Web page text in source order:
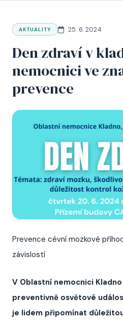
AKTUALITY 25. 6. 2024
Den zdraví v
nemocnici ve
prevence
Prevence cévní mozkové
závislostí
V Oblastní nemocnici
preventivně osvětové
je lidem připomínat